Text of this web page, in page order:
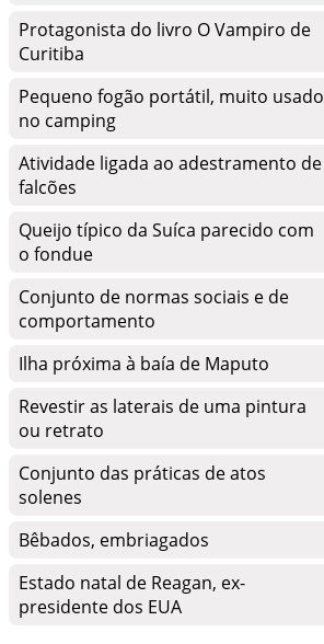
Protagonista do livro O Vampiro de
Curitiba
Pequeno fogão portátil, muito usado
no camping
Atividade ligada ao adestramento de
falcões
Queijo típico da Suíca parecido com
o fondue
Conjunto de normas sociais e de
comportamento
Ilha próxima à baía de Maputo
Revestir as laterais de uma pintura
ou retrato
Conjunto das práticas de atos
solenes
Bêbados, embriagados
Estado natal de Reagan, ex-
presidente dos EUA